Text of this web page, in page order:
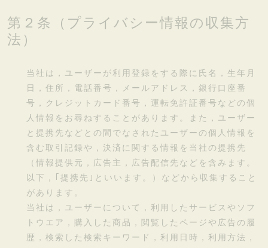
第２条（プライバシー情報の収集方
法）
当社は，ユーザーが利用登録をする際に氏名，生年月
日，住所，電話番号，メールアドレス，銀行口座番
号，クレジットカード番号，運転免許証番号などの個
人情報をお尋ねすることがあります。また，ユーザー
と提携先などとの間でなされたユーザーの個人情報を
含む取引記録や，決済に関する情報を当社の提携先
（情報提供元，広告主，広告配信先などを含みます。
以下，｢提携先｣といいます。）などから収集すること
があります。
当社は，ユーザーについて，利用したサービスやソフ
トウエア，購入した商品，閲覧したページや広告の履
歴，検索した検索キーワード，利用日時，利用方法，